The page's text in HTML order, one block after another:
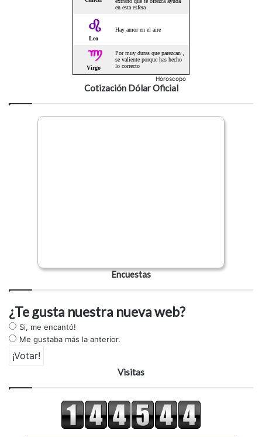
Horoscopo
Cotización Dólar Oficial
Encuestas
¿Te gusta nuestra nueva web?
Si, me encantó!
Me gustaba más la anterior.
Visitas